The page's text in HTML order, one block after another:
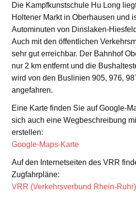
Die Kampfkunstschule Hu Long
Holtener Markt in Oberhausen und
Autominuten von Dinslaken-
Auch mit den öffentlichen
sehr gut erreichbar. Der Bahnhof
nur 2 km entfernt und die
wird von den Buslinien 905, 976,
angefahren.
Eine Karte finden Sie auf Google-
sich auch eine Wegbeschreibung
erstellen:
Google-Maps-Karte
Auf den Internetseiten des VRR
Zugfahrpläne:
VRR (Verkehrsverbund Rhein-Ruhr)